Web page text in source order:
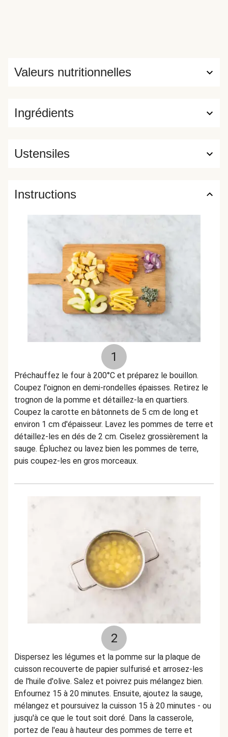
Ingrédients
Valeurs nutritionnelles
Ustensiles
Instructions
1
Préchauffez le four à 200°C et préparez le bouillon.
Coupez l'oignon en demi-rondelles épaisses. Retirez le
trognon de la pomme et détaillez-la en quartiers.
Coupez la carotte en bâtonnets de 5 cm de long et
environ 1 cm d'épaisseur. Lavez les pommes de terre et
détaillez-les en dés de 2 cm. Ciselez grossièrement la
sauge. Épluchez ou lavez bien les pommes de terre,
puis coupez-les en gros morceaux.
2
Dispersez les légumes et la pomme sur la plaque de
cuisson recouverte de papier sulfurisé et arrosez-les
de l'huile d'olive. Salez et poivrez puis mélangez bien.
Enfournez 15 à 20 minutes. Ensuite, ajoutez la sauge,
mélangez et poursuivez la cuisson 15 à 20 minutes - ou
jusqu'à ce que le tout soit doré. Dans la casserole,
portez de l'eau à hauteur des pommes de terre et